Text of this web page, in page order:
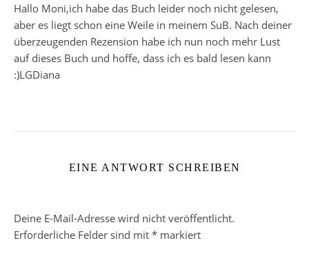
Hallo Moni,ich habe das Buch leider noch nicht gelesen,
aber es liegt schon eine Weile in meinem SuB. Nach deiner
überzeugenden Rezension habe ich nun noch mehr Lust
auf dieses Buch und hoffe, dass ich es bald lesen kann
:)LGDiana
EINE ANTWORT SCHREIBEN
Deine E-Mail-Adresse wird nicht veröffentlicht.
Erforderliche Felder sind mit * markiert